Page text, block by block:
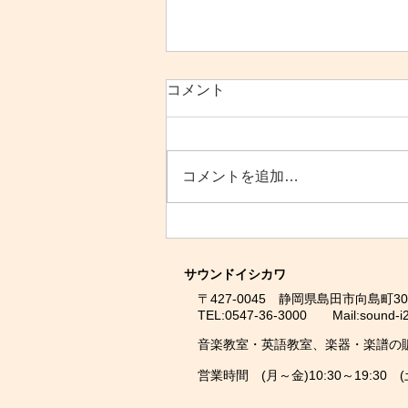
8月の営業のご案内
平素よりサウンドイシカワをご利
ます。 8/11（祝）～8/16（日）
夏季休業 8/20（木）棚卸作業の
かけしますが、ご理解賜ります様
よろしくお願い申し上げます。
コメント
コメントを追加…
サウンドイシカワ
〒427-0045 静岡県島田市向島町
TEL:0547-36-3000 Mail:sound-
音楽教室・英語教室、楽器・楽譜
営業時間 (月～金)10:30～19:30 (